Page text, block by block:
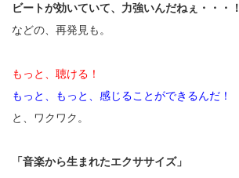
ビートが効いていて、力強いんだねぇ・・・！
などの、再発見も。
もっと、聴ける！
もっと、もっと、感じることができるんだ！
と、ワクワク。
「音楽から生まれたエクササイズ」